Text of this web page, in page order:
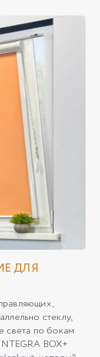
ДЛЯ
стеклу,
света по бокам
BOX+